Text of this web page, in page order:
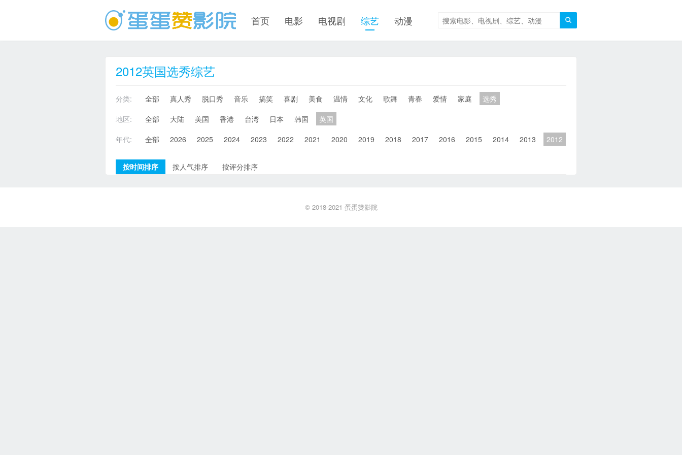

首页 电影 电视剧 综艺 动漫
2012英国选秀综艺
分类: 全部 真人秀 脱口秀 音乐 搞笑 喜剧 美食 温情 文化 歌舞 青春 爱情 家庭
选秀
地区:
全部 大陆 美国 香港 台湾 日本 韩国
英国
年代:
全部 2026 2025 2024 2023 2022 2021 2020 2019 2018 2017 2016 2015 2014 2013 2012
按时间排序 按人气排序 按评分排序
© 2018-2021 蛋蛋赞影院